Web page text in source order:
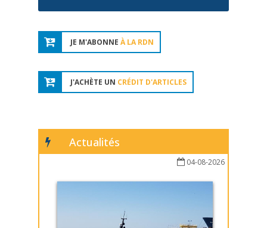
JE M'ABONNE À LA RDN
J'ACHÈTE UN CRÉDIT D'ARTICLES
Actualités
04-08-2026